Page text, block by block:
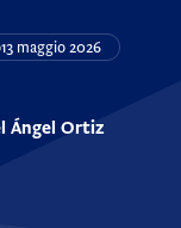
13 maggio 2026
Ángel Ortiz